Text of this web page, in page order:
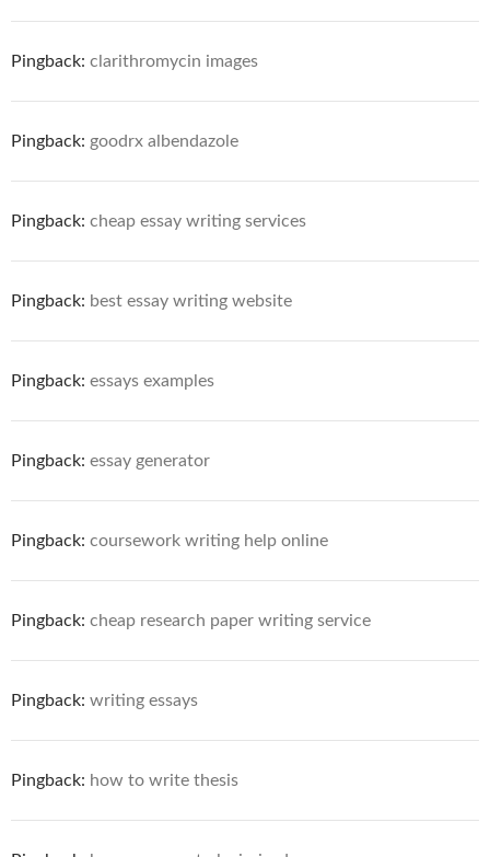
Pingback: clarithromycin images
Pingback: goodrx albendazole
Pingback: cheap essay writing services
Pingback: best essay writing website
Pingback: essays examples
Pingback: essay generator
Pingback: coursework writing help online
Pingback: cheap research paper writing service
Pingback: writing essays
Pingback: how to write thesis